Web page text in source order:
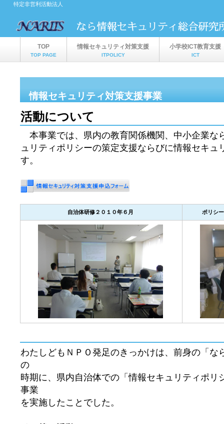
特定非営利活動法人
情報セキュリティ対策支援事業
ITPOLICY
活動について
本事業では、県内の教育関係機関、中小企業な
ュリティポリシーの策定支援ならびに情報セキュ
す。
自治体研修２０１０年６月 ポリシ
わたしどもＮＰＯ発足のきっかけは、前身の「な
の
時期に、県内自治体での「情報セキュリティポリ
事業
を実施したことでした。
TOP
TOP PAGE
情報セキュリティ対策支援
ITPOLICY
小学校ICT教育支援
ICT